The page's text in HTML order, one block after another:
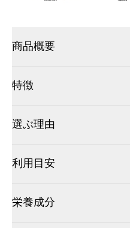
商品概要
特徴
選ぶ理由
利用目安
栄養成分